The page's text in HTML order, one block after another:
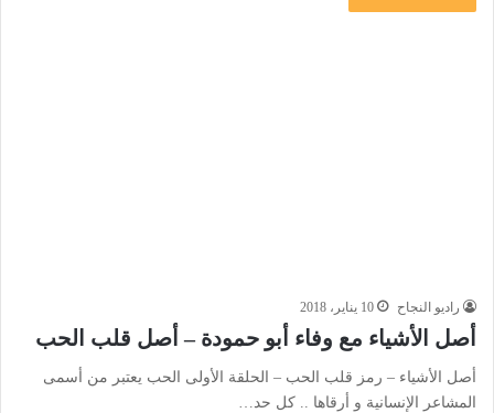
راديو النجاح 10 يناير، 2018
أصل الأشياء مع وفاء أبو حمودة – أصل قلب الحب
أصل الأشياء – رمز قلب الحب – الحلقة الأولى الحب يعتبر من أسمى
المشاعر الإنسانية و أرقاها .. كل حد…